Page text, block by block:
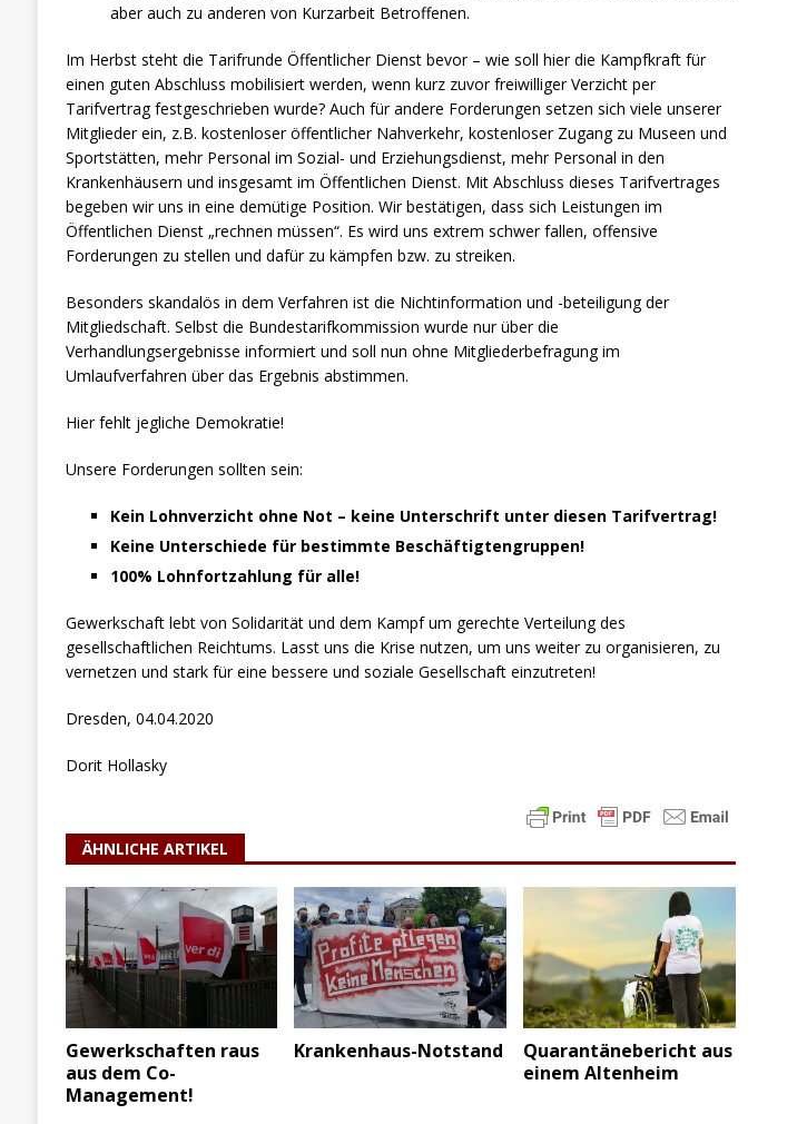
aber auch zu anderen von Kurzarbeit Betroffenen.
Im Herbst steht die Tarifrunde Öffentlicher Dienst bevor – wie soll hier die Kampfkraft für
einen guten Abschluss mobilisiert werden, wenn kurz zuvor freiwilliger Verzicht per
Tarifvertrag festgeschrieben wurde? Auch für andere Forderungen setzen sich viele unserer
Mitglieder ein, z.B. kostenloser öffentlicher Nahverkehr, kostenloser Zugang zu Museen und
Sportstätten, mehr Personal im Sozial- und Erziehungsdienst, mehr Personal in den
Krankenhäusern und insgesamt im Öffentlichen Dienst. Mit Abschluss dieses Tarifvertrages
begeben wir uns in eine demütige Position. Wir bestätigen, dass sich Leistungen im
Öffentlichen Dienst „rechnen müssen“. Es wird uns extrem schwer fallen, offensive
Forderungen zu stellen und dafür zu kämpfen bzw. zu streiken.
Besonders skandalös in dem Verfahren ist die Nichtinformation und -beteiligung der
Mitgliedschaft. Selbst die Bundestarifkommission wurde nur über die
Verhandlungsergebnisse informiert und soll nun ohne Mitgliederbefragung im
Umlaufverfahren über das Ergebnis abstimmen.
Hier fehlt jegliche Demokratie!
Unsere Forderungen sollten sein:
Kein Lohnverzicht ohne Not – keine Unterschrift unter diesen Tarifvertrag!
Keine Unterschiede für bestimmte Beschäftigtengruppen!
100% Lohnfortzahlung für alle!
Gewerkschaft lebt von Solidarität und dem Kampf um gerechte Verteilung des
gesellschaftlichen Reichtums. Lasst uns die Krise nutzen, um uns weiter zu organisieren, zu
vernetzen und stark für eine bessere und soziale Gesellschaft einzutreten!
Dresden, 04.04.2020
Dorit Hollasky
ÄHNLICHE ARTIKEL
Gewerkschaften raus
aus dem Co-
Management!
Krankenhaus-Notstand
Quarantänebericht aus
einem Altenheim